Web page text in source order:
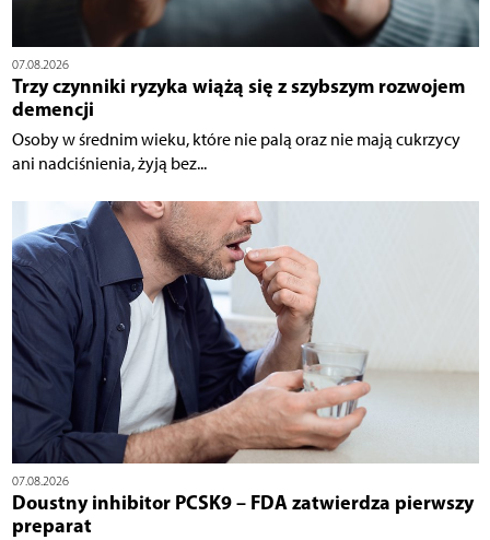
07.08.2026
Trzy czynniki ryzyka wiążą się z szybszym rozwojem
demencji
Osoby w średnim wieku, które nie palą oraz nie mają cukrzycy
ani nadciśnienia, żyją bez...
07.08.2026
Doustny inhibitor PCSK9 – FDA zatwierdza pierwszy
preparat